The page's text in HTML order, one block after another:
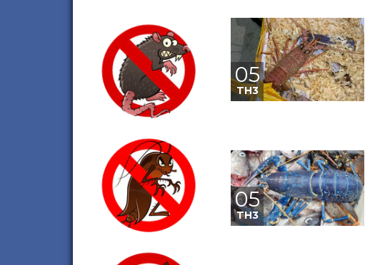
05
TH3
05
TH3